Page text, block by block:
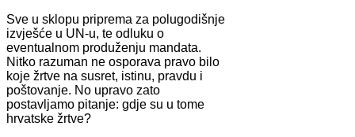
Sve u sklopu priprema za polugodišnje
izvješće u UN-u, te odluku o
eventualnom produženju mandata.
Nitko razuman ne osporava pravo bilo
koje žrtve na susret, istinu, pravdu i
poštovanje. No upravo zato
postavljamo pitanje: gdje su u tome
hrvatske žrtve?